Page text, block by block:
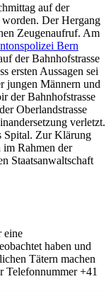
auf der
worden. Der Hergang
Zeugenaufruf. Am
Bern
der Bahnhofstrasse
ersten Aussagen sei
jungen Männern und
der Bahnhofstrasse
Oberlandstrasse
verletzt.
Spital. Zur Klärung
Rahmen der
Staatsanwaltschaft
eine
haben und
Tätern machen
Telefonnummer +41